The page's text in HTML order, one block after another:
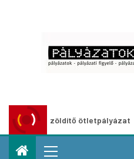
Városzöldítő ötletpályázat